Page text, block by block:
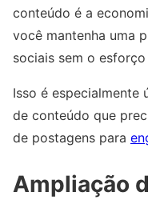
conteúdo é a
você mantenha uma
sociais sem o
Isso é especialmente
de conteúdo que
de postagens para
Ampliação